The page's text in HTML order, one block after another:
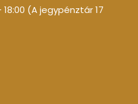
18:00 (A jegypénztár 17